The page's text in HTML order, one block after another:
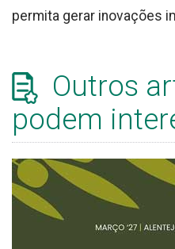
permita gerar inovações
Outros
podem